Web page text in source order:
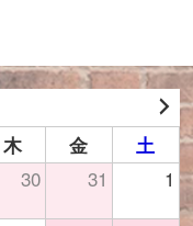
木 金 土
30 31 1